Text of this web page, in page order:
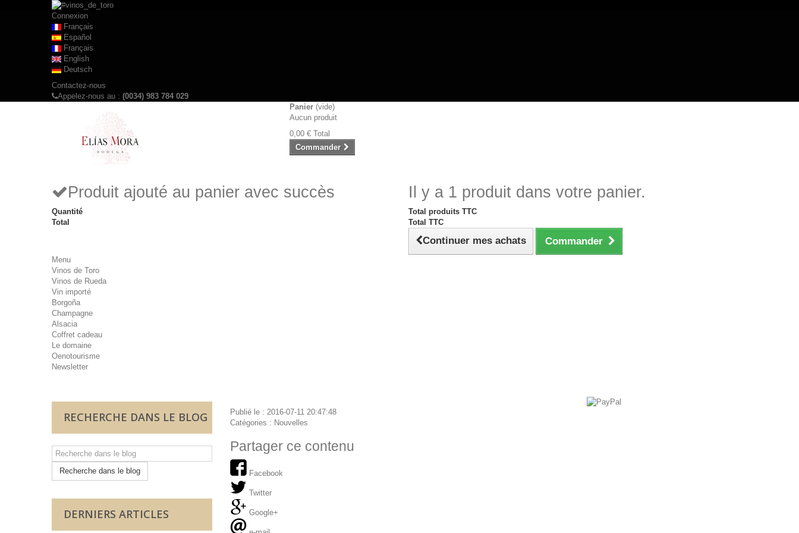
Connexion
Français
Español
Français
English
Deutsch
Contactez-nous
Appelez-nous au : (0034) 983 784 029
Panier (vide)
Aucun produit
0,00 € Total
Commander
Produit ajouté au panier avec succès
Quantité
Total
Il y a 1 produit dans votre panier.
Total produits TTC
Total TTC
Continuer mes achats Commander
Menu
Vinos de Toro
Vinos de Rueda
Vin importé
Borgoña
Champagne
Alsacia
Coffret cadeau
Le domaine
Oenotourisme
Newsletter
RECHERCHE DANS LE BLOG
Recherche dans le blog
DERNIERS ARTICLES
Publié le : 2016-07-11 20:47:48
Catégories : Nouvelles
Partager ce contenu
Facebook
Twitter
Google+